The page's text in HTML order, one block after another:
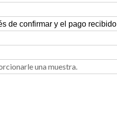
de confirmar y el pago recibido
una muestra.